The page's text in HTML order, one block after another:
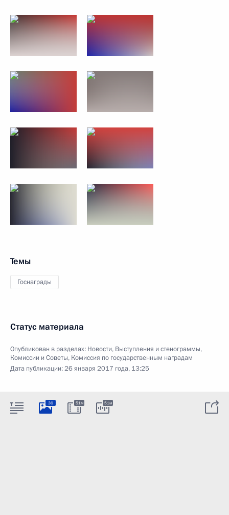
Темы
Госнаграды
Статус материала
Опубликован в разделах: Новости, Выступления и стенограммы,
Комиссии и Советы, Комиссия по государственным наградам
Дата публикации:26 января 2017 года, 13:25
36 51м 51м